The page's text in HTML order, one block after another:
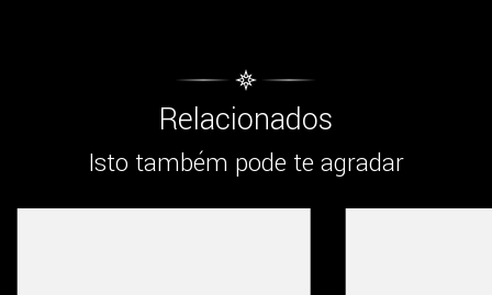
Relacionados
Isto também pode te agradar